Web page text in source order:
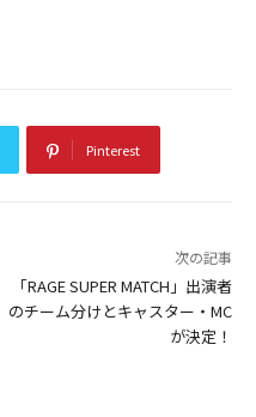
Pinterest
次の記事
「RAGE SUPER MATCH」出演者
のチーム分けとキャスター・MC
が決定！